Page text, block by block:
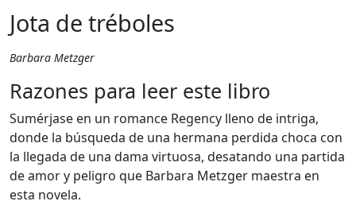
Jota de tréboles
Barbara Metzger
Razones para leer este libro
Sumérjase en un romance Regency lleno de intriga,
donde la búsqueda de una hermana perdida choca con
la llegada de una dama virtuosa, desatando una partida
de amor y peligro que Barbara Metzger maestra en
esta novela.